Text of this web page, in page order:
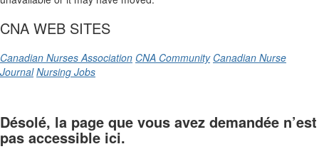
CNA WEB SITES
Canadian Nurses Association CNA Community Canadian Nurse
Journal Nursing Jobs
Désolé, la page que vous avez demandée n’est
pas accessible ici.